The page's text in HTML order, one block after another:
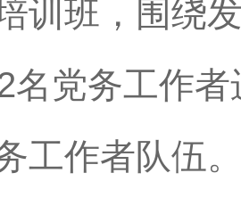
训班，围绕
名党务工作
工作者队伍